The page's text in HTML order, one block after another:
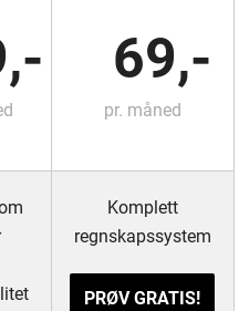
69,-
pr. måned
Komplett
regnskapssystem
PRØV GRATIS!